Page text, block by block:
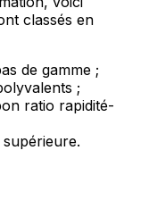
classés en
de gamme ;
;
ratio rapidité-